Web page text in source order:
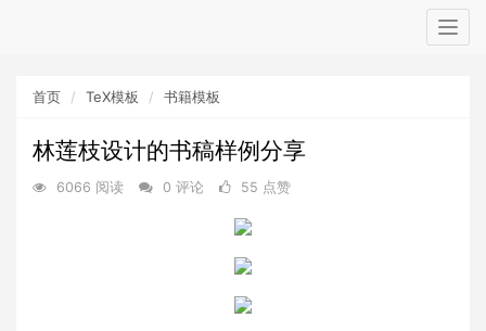
首页 TeX模板 书籍模板
林莲枝设计的书稿样例分享
6066 阅读 0 评论 55 点赞